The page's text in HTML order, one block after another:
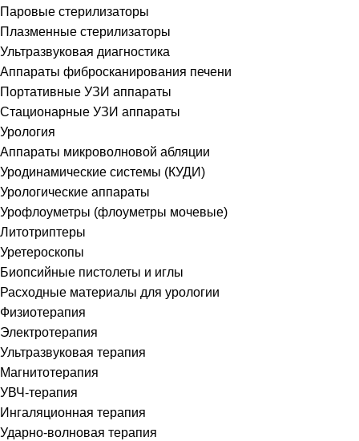
Паровые стерилизаторы
Плазменные стерилизаторы
Ультразвуковая диагностика
Аппараты фибросканирования печени
Портативные УЗИ аппараты
Стационарные УЗИ аппараты
Урология
Аппараты микроволновой абляции
Уродинамические системы (КУДИ)
Урологические аппараты
Урофлоуметры (флоуметры мочевые)
Литотриптеры
Уретероскопы
Биопсийные пистолеты и иглы
Расходные материалы для урологии
Физиотерапия
Электротерапия
Ультразвуковая терапия
Магнитотерапия
УВЧ-терапия
Ингаляционная терапия
Ударно-волновая терапия